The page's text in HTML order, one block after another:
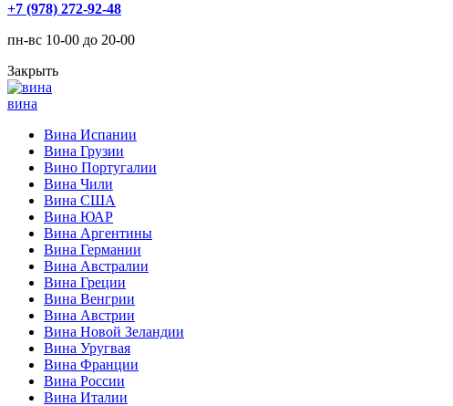
+7 (978) 272-92-48
пн-вс 10-00 до 20-00
Закрыть
вина
Вина Испании
Вина Грузии
Вино Португалии
Вина Чили
Вина США
Вина ЮАР
Вина Аргентины
Вина Германии
Вина Австралии
Вина Греции
Вина Венгрии
Вина Австрии
Вина Новой Зеландии
Вина Уругвая
Вина Франции
Вина России
Вина Италии